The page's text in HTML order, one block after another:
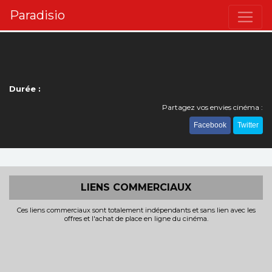
Paradisio
Durée :
Partagez vos envies cinéma :
Facebook Twitter
LIENS COMMERCIAUX
Ces liens commerciaux sont totalement indépendants et sans lien avec les
offres et l'achat de place en ligne du cinéma.